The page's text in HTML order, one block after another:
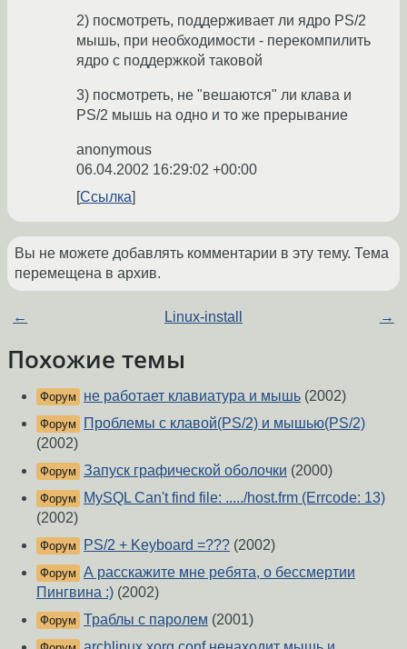
2) посмотреть, поддерживает ли ядро PS/2
мышь, при необходимости - перекомпилить
ядро с поддержкой таковой
3) посмотреть, не "вешаются" ли клава и
PS/2 мышь на одно и то же прерывание
anonymous
06.04.2002 16:29:02 +00:00
Ссылка
Вы не можете добавлять комментарии в эту тему. Тема
перемещена в архив.
← Linux-install →
Похожие темы
Форум не работает клавиатура и мышь (2002)
Форум
Проблемы с клавой(PS/2) и мышью(PS/2)
(2002)
Форум Запуск графической оболочки (2000)
Форум
MySQL Can't find file: ...../host.frm (Errcode: 13)
(2002)
Форум PS/2 + Keyboard =??? (2002)
Форум А расскажите мне ребята, о бессмертии
Пингвина :) (2002)
Форум Траблы с паролем (2001)